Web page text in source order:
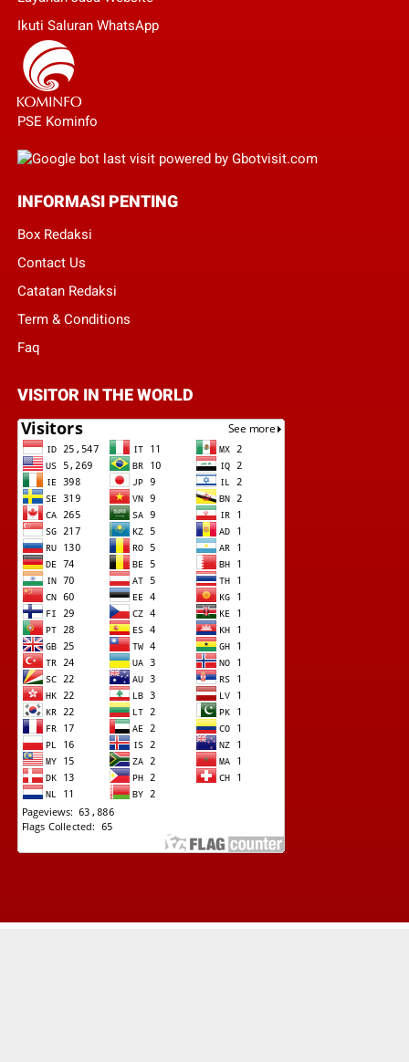
Ikuti Saluran WhatsApp
PSE Kominfo
INFORMASI PENTING
Box Redaksi
Contact Us
Catatan Redaksi
Term & Conditions
Faq
VISITOR IN THE WORLD